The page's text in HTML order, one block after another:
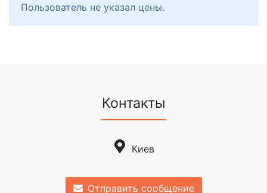
Пользователь не указал цены.
Контакты
Киев
Отправить сообщение